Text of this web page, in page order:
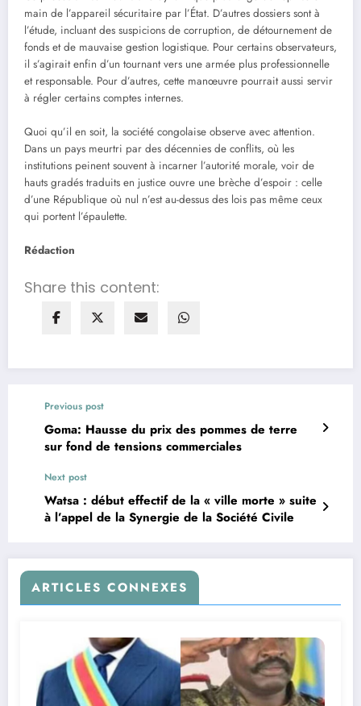
main de l’appareil sécuritaire par l’État. D’autres dossiers sont à
l’étude, incluant des suspicions de corruption, de détournement de
fonds et de mauvaise gestion logistique. Pour certains observateurs,
il s’agirait enfin d’un tournant vers une armée plus professionnelle
et responsable. Pour d’autres, cette manœuvre pourrait aussi servir
à régler certains comptes internes.
Quoi qu’il en soit, la société congolaise observe avec attention.
Dans un pays meurtri par des décennies de conflits, où les
institutions peinent souvent à incarner l’autorité morale, voir de
hauts gradés traduits en justice ouvre une brèche d’espoir : celle
d’une République où nul n’est au-dessus des lois pas même ceux
qui portent l’épaulette.
Rédaction
Share this content:
Previous post
Goma: Hausse du prix des pommes de terre
sur fond de tensions commerciales
Next post
Watsa : début effectif de la « ville morte » suite
à l’appel de la Synergie de la Société Civile
ARTICLES CONNEXES